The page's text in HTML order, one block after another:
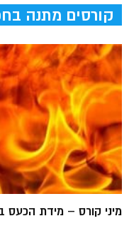
קורסים מתנה
מיני קורס – מידת